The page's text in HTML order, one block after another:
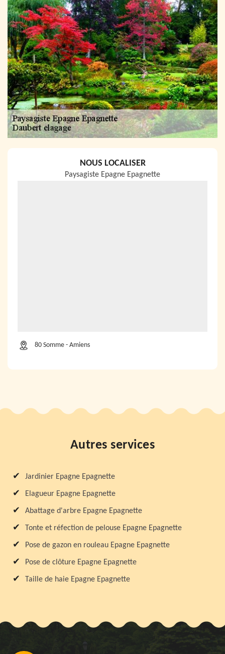
NOUS LOCALISER
Paysagiste Epagne Epagnette
80 Somme - Amiens
Autres services
Jardinier Epagne Epagnette
Elagueur Epagne Epagnette
Abattage d'arbre Epagne Epagnette
Tonte et réfection de pelouse Epagne Epagnette
Pose de gazon en rouleau Epagne Epagnette
Pose de clôture Epagne Epagnette
Taille de haie Epagne Epagnette